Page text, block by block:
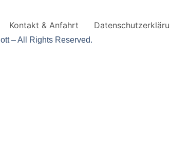
Kontakt & Anfahrt
– All Rights Reserved.